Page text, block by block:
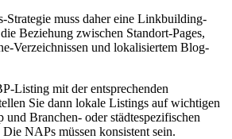
Strategie muss daher eine Linkbuilding-
Beziehung zwischen Standort-Pages,
Verzeichnissen und lokalisiertem Blog-
Listing mit der entsprechenden
Sie dann lokale Listings auf wichtigen
und Branchen- oder städtespezifischen
NAPs müssen konsistent sein.